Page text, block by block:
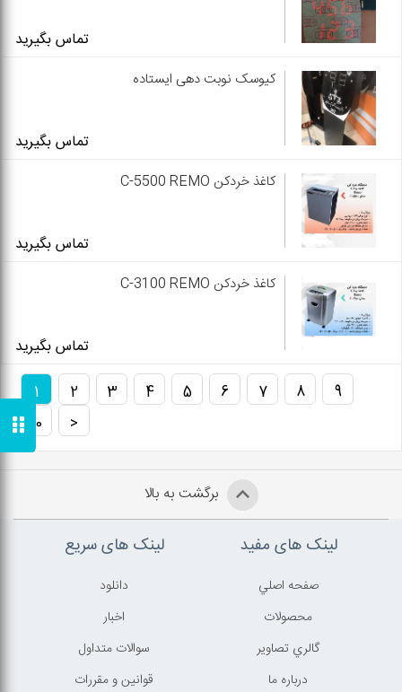
تماس بگیرید
کیوسک نوبت دهی ایستاده
تماس بگیرید
کاغذ خردکن C-5500 REMO
تماس بگیرید
کاغذ خردکن C-3100 REMO
تماس بگیرید
1
2 3 4 5 6 7 8
9
10
<
برگشت به بالا
لینک های مفید
صفحه اصلي
محصولات
گالري تصاوير
درباره ما
لینک های سریع
دانلود
اخبار
سوالات متداول
قوانين و مقررات